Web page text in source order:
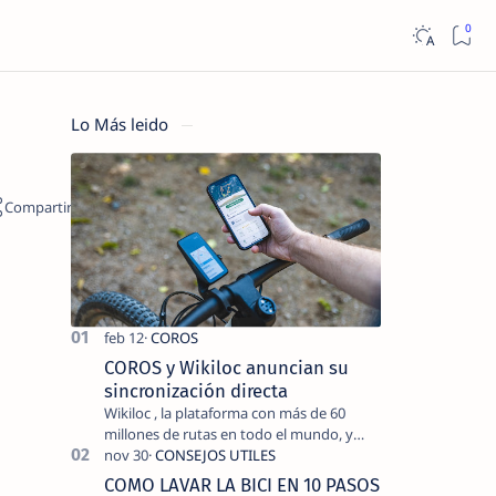
Lo Más leido
COROS y Wikiloc anuncian su
sincronización directa
Wikiloc , la plataforma con más de 60
millones de rutas en todo el mundo, y
COROS , marca de dispositivos GPS
reconocida mundialmente por su
COMO LAVAR LA BICI EN 10 PASOS